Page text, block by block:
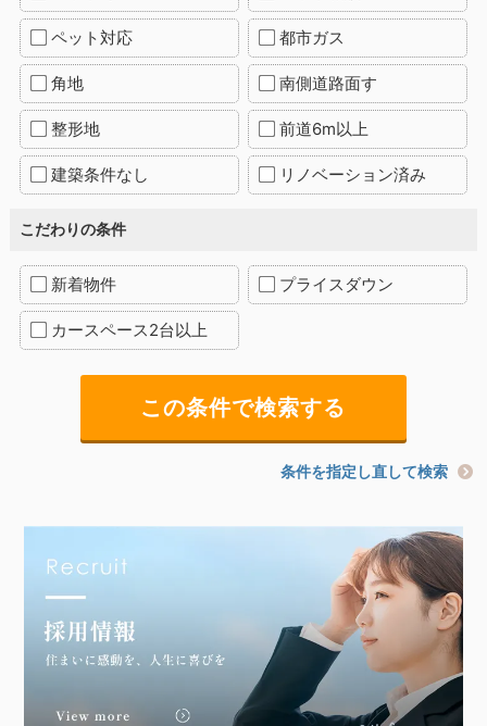
ペット対応 都市ガス
角地 南側道路面す
整形地 前道6m以上
建築条件なし リノベーション済み
こだわりの条件
新着物件 プライスダウン
カースペース2台以上
条件を指定し直して検索